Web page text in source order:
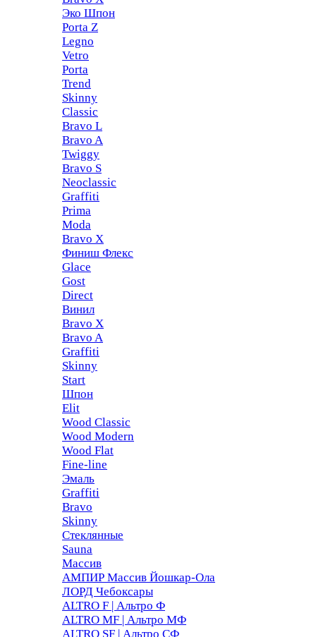
Эко Шпон
Porta Z
Legno
Vetro
Porta
Trend
Skinny
Classic
Bravo L
Bravo A
Twiggy
Bravo S
Neoclassic
Graffiti
Prima
Moda
Bravo X
Финиш Флекс
Glace
Gost
Direct
Винил
Bravo X
Bravo A
Graffiti
Skinny
Start
Шпон
Elit
Wood Classic
Wood Modern
Wood Flat
Fine-line
Эмаль
Graffiti
Bravo
Skinny
Стеклянные
Sauna
Массив
АМПИР Массив Йошкар-Ола
ЛОРД Чебоксары
ALTRO F | Альтро Ф
ALTRO MF | Альтро МФ
ALTRO SF | Альтро СФ